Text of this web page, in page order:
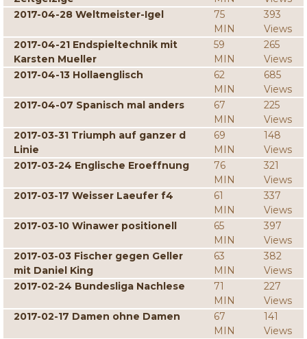
2017-04-28 Weltmeister-Igel
75
MIN
393
Views
2017-04-21 Endspieltechnik mit
Karsten Mueller
59
MIN
265
Views
2017-04-13 Hollaenglisch
62
MIN
685
Views
2017-04-07 Spanisch mal anders
67
MIN
225
Views
2017-03-31 Triumph auf ganzer d
Linie
69
MIN
148
Views
2017-03-24 Englische Eroeffnung
76
MIN
321
Views
2017-03-17 Weisser Laeufer f4
61
MIN
337
Views
2017-03-10 Winawer positionell
65
MIN
397
Views
2017-03-03 Fischer gegen Geller
mit Daniel King
63
MIN
382
Views
2017-02-24 Bundesliga Nachlese
71
MIN
227
Views
2017-02-17 Damen ohne Damen
67
MIN
141
Views